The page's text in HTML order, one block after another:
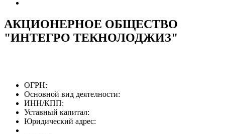
АКЦИОНЕРНОЕ ОБЩЕСТВО
"ИНТЕГРО ТЕКНОЛОДЖИЗ"
ОГРН:
Основной вид деятелности:
ИНН/КПП:
Уставный капитал:
Юридический адрес: